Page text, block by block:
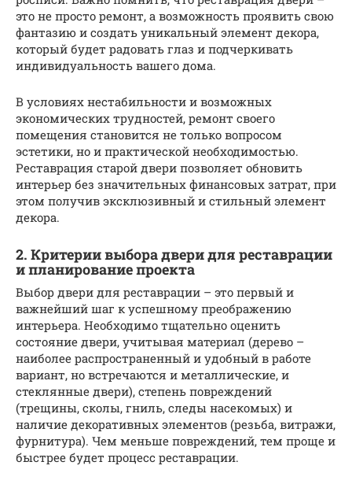
это не просто ремонт, а возможность проявить свою
фантазию и создать уникальный элемент декора,
который будет радовать глаз и подчеркивать
индивидуальность вашего дома.
В условиях нестабильности и возможных
экономических трудностей, ремонт своего
помещения становится не только вопросом
эстетики, но и практической необходимостью.
Реставрация старой двери позволяет обновить
интерьер без значительных финансовых затрат, при
этом получив эксклюзивный и стильный элемент
декора.
2. Критерии выбора двери для реставрации
и планирование проекта
Выбор двери для реставрации – это первый и
важнейший шаг к успешному преображению
интерьера. Необходимо тщательно оценить
состояние двери, учитывая материал (дерево –
наиболее распространенный и удобный в работе
вариант, но встречаются и металлические, и
стеклянные двери), степень повреждений
(трещины, сколы, гниль, следы насекомых) и
наличие декоративных элементов (резьба, витражи,
фурнитура). Чем меньше повреждений, тем проще и
быстрее будет процесс реставрации.